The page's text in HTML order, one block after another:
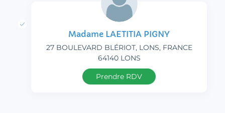
Madame LAETITIA PIGNY
27 BOULEVARD BLÉRIOT, LONS, FRANCE
64140 LONS
Prendre RDV